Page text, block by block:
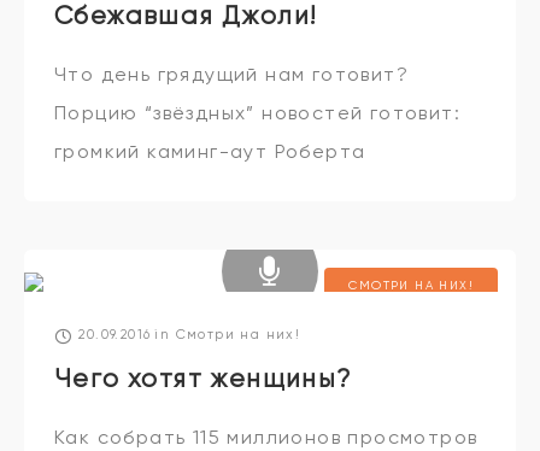
Сбежавшая Джоли!
Что день грядущий нам готовит?
Порцию “звёздных” новостей готовит:
громкий каминг-аут Роберта
Голливуда Джоли, отрастившая себе
СМОТРИ НА НИХ!
20.09.2016 in Смотри на них!
Чего хотят женщины?
Как собрать 115 миллионов просмотров